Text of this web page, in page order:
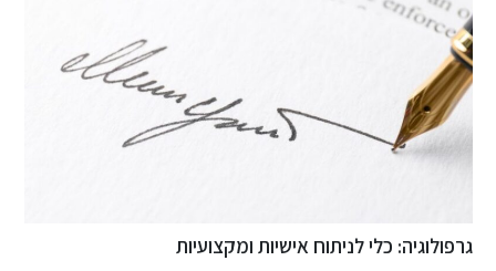
מכון בדיקה לרכב - למה זה חשוב?